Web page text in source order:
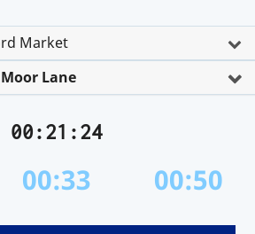
Market
Lane
00:21:24
00:33 00:50